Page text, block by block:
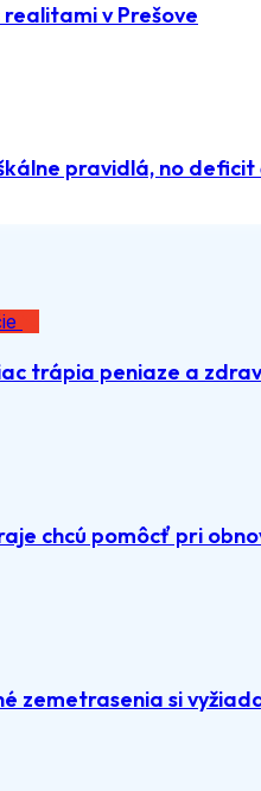
v Prešove
pravidlá, no
trápia peniaze a
chcú pomôcť pri
zemetrasenia si